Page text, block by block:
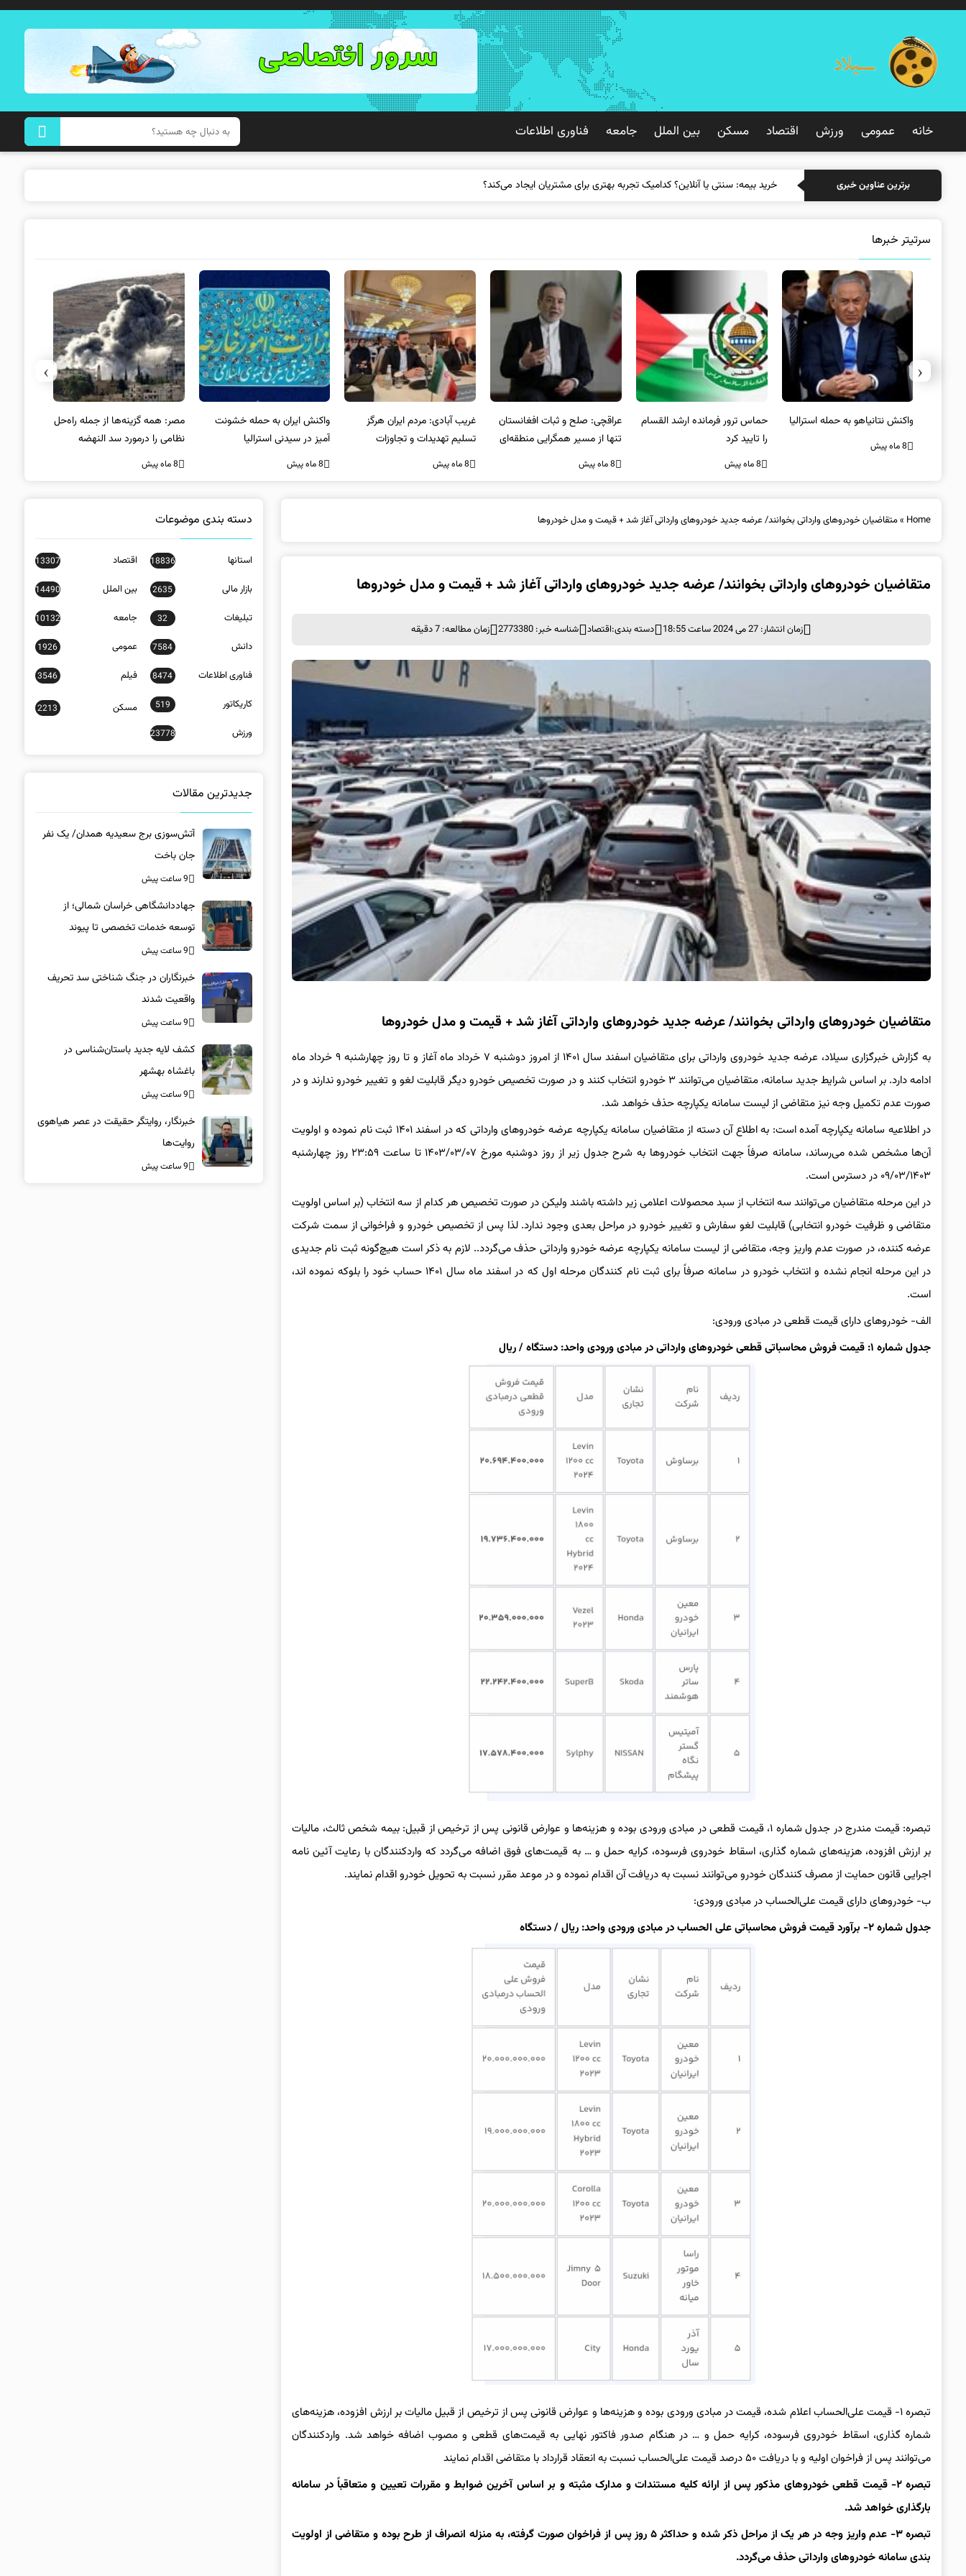
خانه عمومی ورزش اقتصاد مسکن بین الملل جامعه فناوری اطلاعات
برترین عناوین خبری خرید بیمه: سنتی یا آ
سرتیتر خبرها
واکنش نتانیاهو به حمله استرالیا
8 ماه پیش
حماس ترور فرمانده ارشد القسام
را تایید کرد
8 ماه پیش
عراقچی: صلح و ثبات افغانستان
تنها از مسیر همگرایی منطقه‌ای
محقق می‌شود
8 ماه پیش
غریب آبادی: مردم ایران هرگز
تسلیم تهدیدات و تجاوزات
نخواهند شد و متحد و منسجم
8 ماه پیش
واکنش ایران به حمله خشونت
آمیز در سیدنی استرالیا
8 ماه پیش
مصر: همه گزینه‌ها از جمله راه‌حل
نظامی را درمورد سد النهضه
بررسی می‌کنیم
8 ماه پیش
‹
›
Home
»متقاضیان خودروهای وارداتی بخوانند/ عرضه جدید خودروهای وارداتی آغاز شد + قیمت و مدل خودروها
متقاضیان خودروهای وارداتی بخوانند/ عرضه جدید خودروهای وارداتی آغاز شد + قیمت و مدل خودروها
زمان انتشار: 27 می 2024 ساعت 18:55 دسته بندی:اقتصاد شناسه خبر: 2773380 زمان مطالعه: 7 دقیقه
متقاضیان خودروهای وارداتی بخوانند/ عرضه جدید خودروهای وارداتی آغاز شد + قیمت و مدل خودروها
به گزارش خبرگزاری سیلاد، عرضه جدید خودروی وارداتی برای متقاضیان اسفند سال ۱۴۰۱ از امروز دوشنبه ۷ خرداد ماه آغاز و تا روز چهارشنبه ۹ خرداد ماه
ادامه دارد. بر اساس شرایط جدید سامانه، متقاضیان می‌توانند ۳ خودرو انتخاب کنند و در صورت تخصیص خودرو دیگر قابلیت لغو و تغییر خودرو ندارند و در
صورت عدم تکمیل وجه نیز متقاضی از لیست سامانه یکپارچه حذف خواهد شد.
در اطلاعیه سامانه یکپارچه آمده است: به اطلاع آن دسته از متقاضیان سامانه یکپارچه عرضه خودروهای وارداتی که در اسفند ۱۴۰۱ ثبت نام نموده و اولویت
آن‌ها مشخص شده می‌رساند، سامانه صرفاً جهت انتخاب خودروها به شرح جدول زیر از روز دوشنبه مورخ ۰۷/‏۰۳/‏۱۴۰۳‬ تا ساعت ۲۳:۵۹ روز چهارشنبه
۰۹/۰۳/۱۴۰۳ در دسترس است.
در این مرحله متقاضیان می‌توانند سه انتخاب از سبد محصولات اعلامی زیر داشته باشند ولیکن در صورت تخصیص هر کدام از سه انتخاب (بر اساس اولویت
متقاضی و ظرفیت خودرو انتخابی) قابلیت لغو سفارش و تغییر خودرو در مراحل بعدی وجود ندارد. لذا پس از تخصیص خودرو و فراخوانی از سمت شرکت
عرضه کننده، در صورت عدم واریز وجه، متقاضی از لیست سامانه یکپارچه عرضه خودرو وارداتی حذف می‌گردد.. لازم به ذکر است هیچ‌گونه ثبت نام جدیدی
در این مرحله انجام نشده و انتخاب خودرو در سامانه صرفاً برای ثبت نام کنندگان مرحله اول که در اسفند ماه سال ۱۴۰۱ حساب خود را بلوکه نموده اند،
است.
الف- خودروهای دارای قیمت قطعی در مبادی ورودی:
جدول شماره ۱: قیمت فروش محاسباتی قطعی خودروهای وارداتی در مبادی ورودی واحد: دستگاه / ریال
تبصره: قیمت مندرج در جدول شماره ۱، قیمت قطعی در مبادی ورودی بوده و هزینه‌ها و عوارض قانونی پس از ترخیص از قبیل: بیمه شخص ثالث، مالیات
بر ارزش افزوده، هزینه‌های شماره گذاری، اسقاط خودروی فرسوده، کرایه حمل و … به قیمت‌های فوق اضافه می‌گردد که واردکنندگان با رعایت آئین نامه
اجرایی قانون حمایت از مصرف کنندگان خودرو می‌توانند نسبت به دریافت آن اقدام نموده و در موعد مقرر نسبت به تحویل خودرو اقدام نمایند.
ب- خودروهای دارای قیمت علی‌الحساب در مبادی ورودی:
جدول شماره ۲- برآورد قیمت فروش محاسباتی علی‌ الحساب در مبادی ورودی واحد: ریال / دستگاه
تبصره ۱- قیمت علی‌الحساب اعلام شده، قیمت در مبادی ورودی بوده و هزینه‌ها و عوارض قانونی پس از ترخیص از قبیل مالیات بر ارزش افزوده، هزینه‌های
شماره گذاری، اسقاط خودروی فرسوده، کرایه حمل و … در هنگام صدور فاکتور نهایی به قیمت‌های قطعی و مصوب اضافه خواهد شد. واردکنندگان
می‌توانند پس از فراخوان اولیه و با دریافت ۵۰ درصد قیمت علی‌الحساب نسبت به انعقاد قرارداد با متقاضی اقدام نمایند
تبصره ۲- قیمت قطعی خودروهای مذکور پس از ارائه کلیه مستندات و مدارک مثبته و بر اساس آخرین ضوابط و مقررات تعیین و متعاقباً در سامانه
بارگذاری خواهد شد.
تبصره ۳- عدم واریز وجه در هر یک از مراحل ذکر شده و حداکثر ۵ روز پس از فراخوان صورت گرفته، به منزله انصراف از طرح بوده و متقاضی از اولویت
بندی سامانه خودروهای وارداتی حذف می‌گردد.
دسته بندی موضوعات
استانها 18836 اقتصاد 13307
بازار مالی 2635 بین الملل 14490
تبلیغات 32 جامعه 10132
دانش 7584 عمومی 1926
فناوری اطلاعات 8474 فیلم 3546
کاریکاتور 519 مسکن 2213
ورزش 23778
جدیدترین مقالات
آتش‌سوزی برج سعیدیه همدان/ یک نفر
جان باخت
9 ساعت پیش
جهاددانشگاهی خراسان شمالی؛ از
توسعه خدمات تخصصی تا پیوند
دانشگاه و جامعه
9 ساعت پیش
خبرنگاران در جنگ شناختی سد تحریف
واقعیت شدند
9 ساعت پیش
کشف لایه جدید باستان‌شناسی در
باغشاه بهشهر
9 ساعت پیش
خبرنگار، روایتگر حقیقت در عصر هیاهوی
روایت‌ها
9 ساعت پیش